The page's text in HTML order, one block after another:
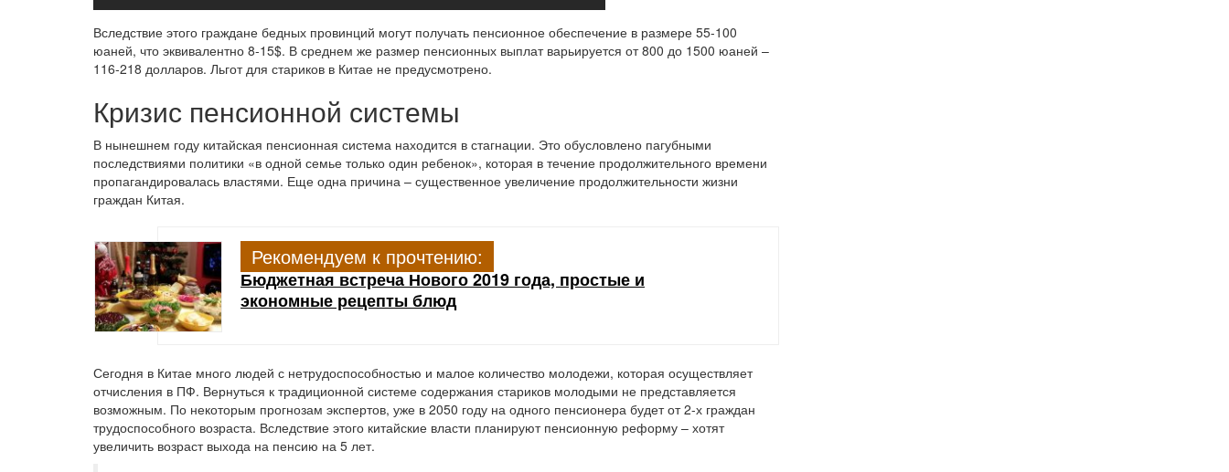
Вследствие этого граждане бедных провинций могут получать пенсионное обеспечение в размере 55-100
юаней, что эквивалентно 8-15$. В среднем же размер пенсионных выплат варьируется от 800 до 1500 юаней –
116-218 долларов. Льгот для стариков в Китае не предусмотрено.
Кризис пенсионной системы
В нынешнем году китайская пенсионная система находится в стагнации. Это обусловлено пагубными
последствиями политики «в одной семье только один ребенок», которая в течение продолжительного времени
пропагандировалась властями. Еще одна причина – существенное увеличение продолжительности жизни
граждан Китая.
Рекомендуем к прочтению:
Бюджетная встреча Нового 2019 года, простые и
экономные рецепты блюд
Сегодня в Китае много людей с нетрудоспособностью и малое количество молодежи, которая осуществляет
отчисления в ПФ. Вернуться к традиционной системе содержания стариков молодыми не представляется
возможным. По некоторым прогнозам экспертов, уже в 2050 году на одного пенсионера будет от 2-х граждан
трудоспособного возраста. Вследствие этого китайские власти планируют пенсионную реформу – хотят
увеличить возраст выхода на пенсию на 5 лет.